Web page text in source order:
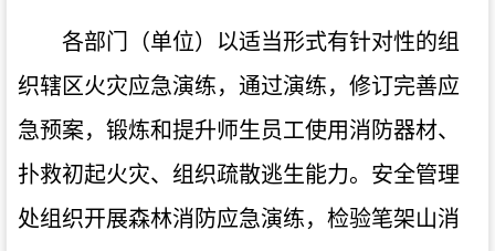
各部门（单位）以适当形式有针对性的组
织辖区火灾应急演练，通过演练，修订完善应
急预案，锻炼和提升师生员工使用消防器材、
扑救初起火灾、组织疏散逃生能力。安全管理
处组织开展森林消防应急演练，检验笔架山消